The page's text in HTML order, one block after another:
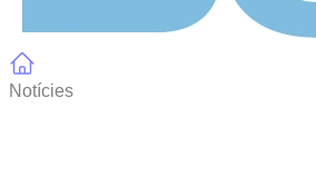
Notícies